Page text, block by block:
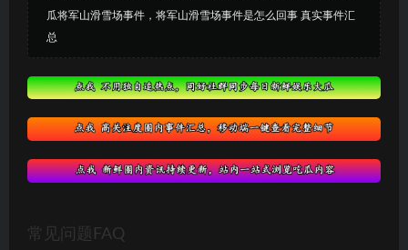
瓜将军山滑雪场事件，将军山滑雪场事件是怎么回事 真实事件汇
总
常见问题FAQ